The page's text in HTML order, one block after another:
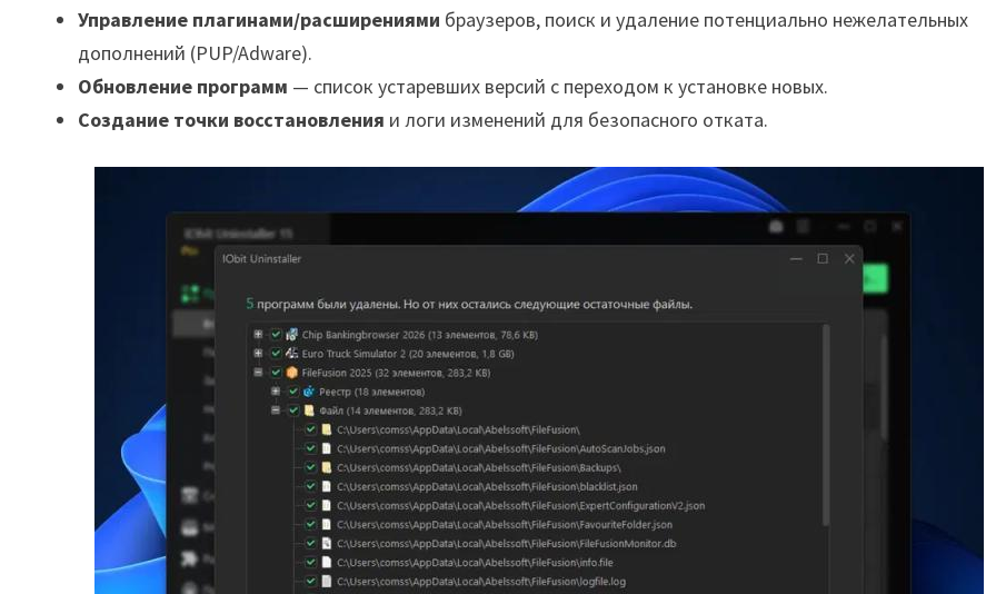
Управление плагинами/расширениями браузеров, поиск и удаление потенциально нежелательных
дополнений (PUP/Adware).
Обновление программ — список устаревших версий с переходом к установке новых.
Создание точки восстановления и логи изменений для безопасного отката.